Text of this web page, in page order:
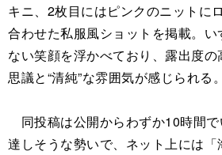
キニ、2枚目にはピンクのニットに
合わせた私服風ショットを掲載。
ない笑顔を浮かべており、露出度
思議と“清純”な雰囲気が感じられる。
同投稿は公開からわずか10時間
達しそうな勢いで、ネット上には